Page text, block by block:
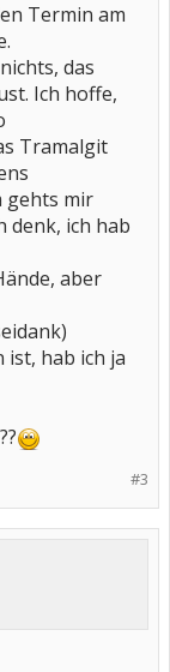
Termin am
das
Ich hoffe,
Tramalgit
gehts mir
denk, ich hab
aber
ist, hab ich ja
#3